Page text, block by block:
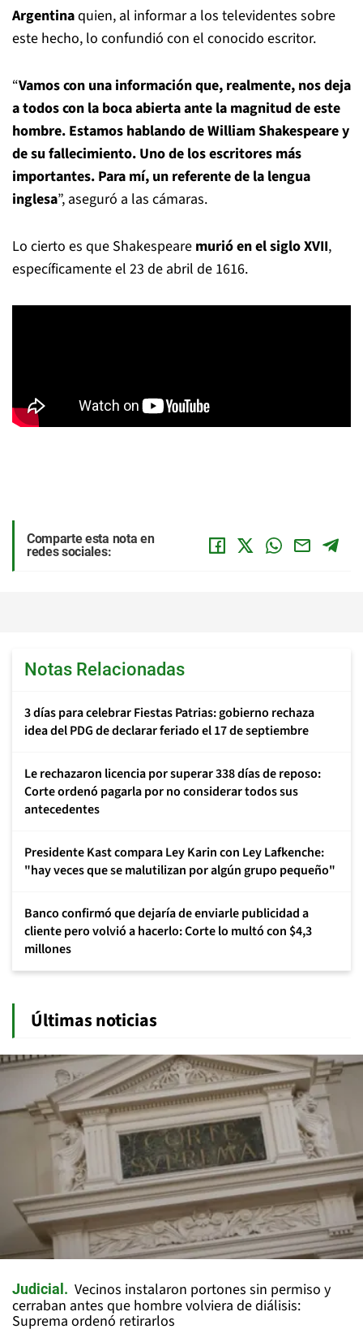
Argentinaquien, al informar a los televidentes sobre
este hecho, lo confundió con el conocido escritor.
“Vamos con una información que, realmente, nos deja
a todos con la boca abierta ante la magnitud de este
hombre. Estamos hablando de William Shakespearey
de su fallecimiento. Uno de los escritores más
importantes. Para mí, un referente de la lengua
inglesa”, aseguró a las cámaras.
Lo cierto es que Shakespeare murió en el siglo XVII,
específicamente el 23 de abril de 1616.
Comparte esta nota en
redes sociales:
Notas Relacionadas
3 días para celebrar Fiestas Patrias: gobierno rechaza
idea del PDG de declarar feriado el 17 de septiembre
Le rechazaron licencia por superar 338 días de reposo:
Corte ordenó pagarla por no considerar todos sus
antecedentes
Presidente Kast compara Ley Karin con Ley Lafkenche:
"hay veces que se malutilizan por algún grupo pequeño"
Banco confirmó que dejaría de enviarle publicidad a
cliente pero volvió a hacerlo: Corte lo multó con $4,3
millones
Últimas noticias
Judicial
Vecinos instalaron portones sin permiso y
cerraban antes que hombre volviera de diálisis:
Suprema ordenó retirarlos